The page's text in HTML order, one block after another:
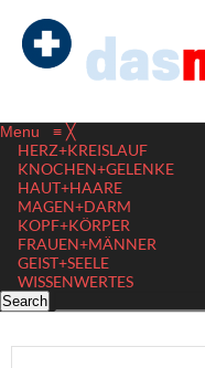
Menu ≡ ╳
HERZ+KREISLAUF
KNOCHEN+GELENKE
HAUT+HAARE
MAGEN+DARM
KOPF+KÖRPER
FRAUEN+MÄNNER
GEIST+SEELE
WISSENWERTES